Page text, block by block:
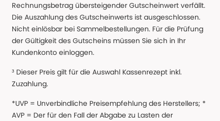
Rechnungsbetrag übersteigender Gutscheinwert verfällt.
Die Auszahlung des Gutscheinwerts ist ausgeschlossen.
Nicht einlösbar bei Sammelbestellungen. Für die Prüfung
der Gültigkeit des Gutscheins müssen Sie sich in Ihr
Kundenkonto einloggen.
³ Dieser Preis gilt für die Auswahl Kassenrezept inkl.
Zuzahlung.
*UVP = Unverbindliche Preisempfehlung des Herstellers; *
AVP = Der für den Fall der Abgabe zu Lasten der